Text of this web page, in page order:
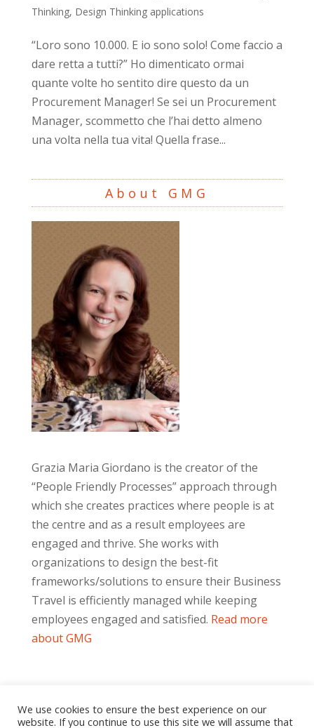
Thinking, Design Thinking applications
“Loro sono 10.000. E io sono solo! Come faccio a
dare retta a tutti?” Ho dimenticato ormai
quante volte ho sentito dire questo da un
Procurement Manager! Se sei un Procurement
Manager, scommetto che l’hai detto almeno
una volta nella tua vita! Quella frase...
About GMG
Grazia Maria Giordano is the creator of the
“People Friendly Processes” approach through
which she creates practices where people is at
the centre and as a result employees are
engaged and thrive. She works with
organizations to design the best-fit
frameworks/solutions to ensure their Business
Travel is efficiently managed while keeping
employees engaged and satisfied. Read more
about GMG
We use cookies to ensure the best experience on our
website. If you continue to use this site we will assume that